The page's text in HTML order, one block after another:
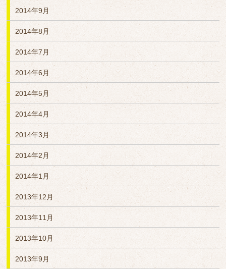
2014年9月
2014年8月
2014年7月
2014年6月
2014年5月
2014年4月
2014年3月
2014年2月
2014年1月
2013年12月
2013年11月
2013年10月
2013年9月